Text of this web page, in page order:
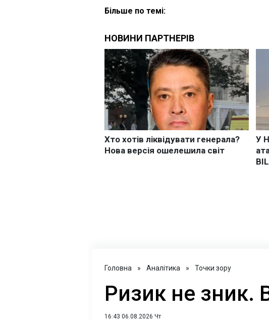
Більше по темі:
Головна » Аналітика » Точки зору
Ризик не зник.
16:43 06.08.2026 Чт